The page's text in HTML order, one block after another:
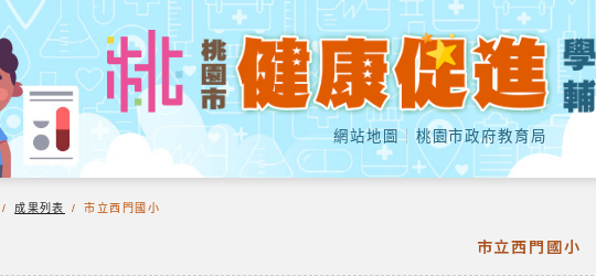
網站地圖｜ 桃園市政府教育局
/成果列表 / 市立西門國小
市立西門國小